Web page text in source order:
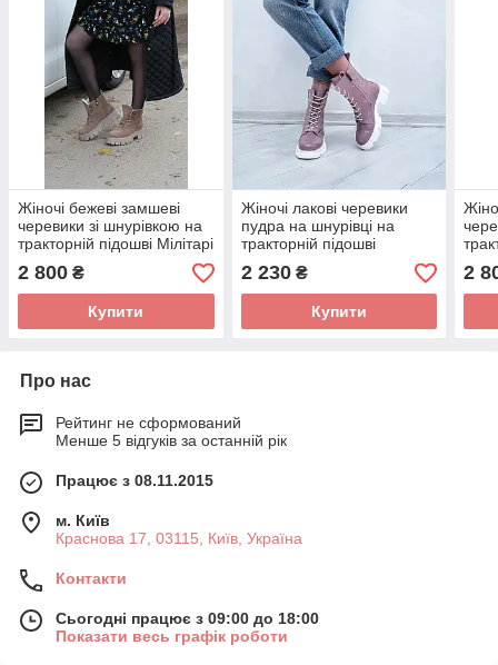
Жіночі бежеві замшеві
черевики зі шнурівкою на
тракторній підошві Мілітарі
2 800 ₴
Купити
Жіночі лакові черевики
пудра на шнурівці на
тракторній підошві
2 230₴
Купити
2
Про нас
Рейтинг не сформований
Менше 5 відгуків за останній рік
Працює з 08.11.2015
м. Київ
Краснова 17, 03115, Київ, Україна
Контакти
Сьогодні працює з 09:00 до 18:00
Показати весь графік роботи